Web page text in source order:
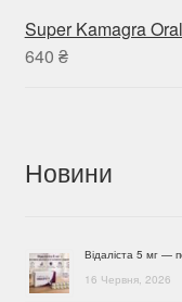
Super Kamagra
640 ₴
Новини
Відаліста 5 мг —
16 Червня, 2026